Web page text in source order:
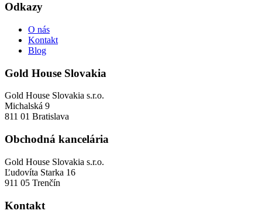
Odkazy
O nás
Kontakt
Blog
Gold House Slovakia
Gold House Slovakia s.r.o.
Michalská 9
811 01 Bratislava
Obchodná kancelária
Gold House Slovakia s.r.o.
Ľudovíta Starka 16
911 05 Trenčín
Kontakt